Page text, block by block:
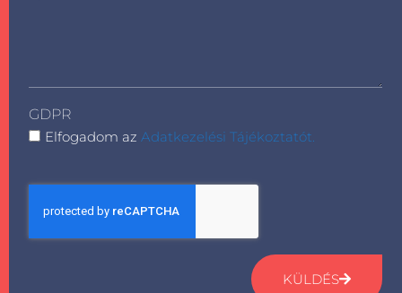
GDPR
Elfogadom azAdatkezelési Tájékoztatót.
KÜLDÉS